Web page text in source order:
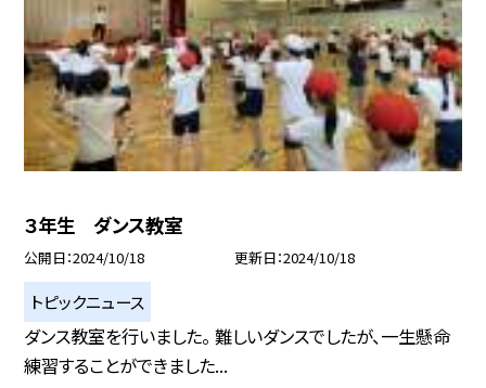
３年生 ダンス教室
公開日 2024/10/18 更新日 2024/10/18
トピックニュース
ダンス教室を行いました。 難しいダンスでしたが、一生懸命
練習することができました...